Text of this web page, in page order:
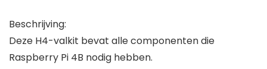
Beschrijving:
Deze H4-valkit bevat alle componenten die
Raspberry Pi 4B nodig hebben.